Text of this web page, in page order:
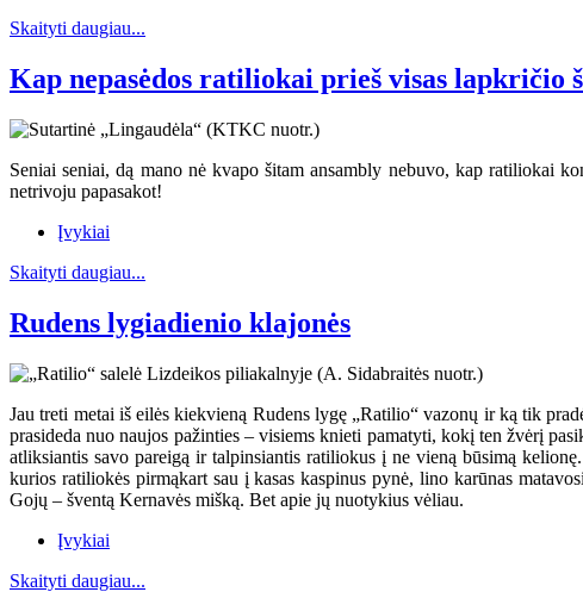
Skaityti daugiau...
Kap nepasėdos ratiliokai prieš visas lapkričio
Seniai seniai, dą mano nė kvapo šitam ansambly nebuvo, kap ratiliokai
netrivoju papasakot!
Įvykiai
Skaityti daugiau...
Rudens lygiadienio klajonės
Jau treti metai iš eilės kiekvieną Rudens lygę „Ratilio“ vazonų ir ką tik
prasideda nuo naujos pažinties – visiems knieti pamatyti, kokį ten žvėrį
atliksiantis savo pareigą ir talpinsiantis ratiliokus į ne vieną būsimą
kurios ratiliokės pirmąkart sau į kasas kaspinus pynė, lino karūnas
Gojų – šventą Kernavės mišką. Bet apie jų nuotykius vėliau.
Įvykiai
Skaityti daugiau...